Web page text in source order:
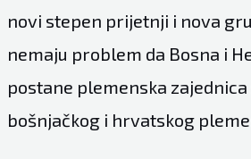
novi stepen prijetnji i nova
nemaju problem da Bosna i
postane plemenska
bošnjačkog i hrvatskog